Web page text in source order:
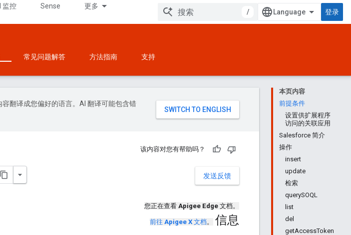
监控 Sense 更多
/ 登录
常见问题解答 方法指南 支持
本页内容
前提条件
设置供扩展程序
访问的关联应用
Salesforce 简介
操作
insert
update
检索
querySOQL
list
del
getAccessToken
容翻译成您偏好的语言。AI 翻译可能包含错
该内容对您有帮助吗？
发送反馈
您正在查看 Apigee Edge 文档。
前往 Apigee X 文档。 信息